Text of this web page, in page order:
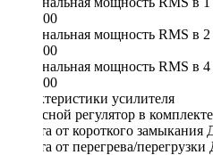
1 х 4900
Номинальная мощность RMS в
1 х 3400
Номинальная мощность RMS в
1 х 2100
Характеристики усилителя
Выносной регулятор в
Защита от короткого замыкания
Защита от перегрева/перегрузки